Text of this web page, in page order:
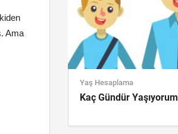
Ama
Yaş Hesaplama
Kaç Gündür Yaşıyorum